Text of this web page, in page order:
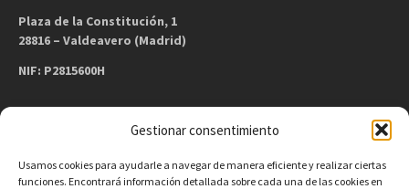
Gestionar consentimiento
Usamos cookies para ayudarle a navegar de manera eficiente y realizar ciertas
funciones. Encontrará información detallada sobre cada una de las cookies en
Plaza de la Constitución, 1
28816 – Valdeavero (Madrid)
NIF: P2815600H
Teléfono: 91 886 44 62